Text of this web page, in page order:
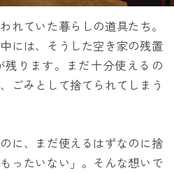
れていた暮らしの道具たち。
には、そうした空き家の残置
ります。まだ十分使えるの
ごみとして捨てられてしまう
に、まだ使えるはずなのに捨
ったいない」。そんな想いで